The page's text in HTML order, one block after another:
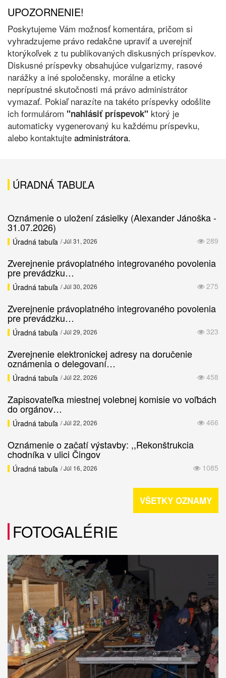
UPOZORNENIE!
Poskytujeme Vám možnosť komentára, pričom si
vyhradzujeme právo redakčne upraviť a uverejniť
ktorýkoľvek z tu publikovaných diskusných príspevkov.
Diskusné príspevky obsahujúce vulgarizmy, rasové
narážky a iné spoločensky, morálne a eticky
neprípustné skutočnosti má právo administrátor
vymazať. Pokiaľ narazíte na takéto príspevky odošlite
ich formulárom "nahlásiť príspevok" ktorý je
automaticky vygenerovaný ku každému príspevku,
alebo kontaktujte administrátora.
ÚRADNÁ TABUĽA
Oznámenie o uložení zásielky (Alexander Jánoška -
31.07.2026)
289
Úradná tabuľa / Júl 31, 2026
Zverejnenie právoplatného integrovaného povolenia
pre prevádzku…
275
Úradná tabuľa / Júl 30, 2026
Zverejnenie právoplatného integrovaného povolenia
pre prevádzku…
323
Úradná tabuľa / Júl 29, 2026
Zverejnenie elektronickej adresy na doručenie
oznámenia o delegovaní…
458
Úradná tabuľa / Júl 22, 2026
Zapisovateľka miestnej volebnej komisie vo voľbách
do orgánov…
466
Úradná tabuľa / Júl 22, 2026
Oznámenie o začatí výstavby: ,,Rekonštrukcia
chodníka v ulici Čingov
1085
Úradná tabuľa / Júl 16, 2026
VŠETKY OZNAMY
FOTOGALÉRIE